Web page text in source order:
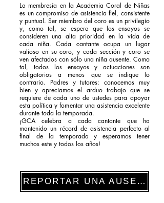
La membresía en la Academia Coral de Niñas
es un compromiso de asistencia fiel, consistente
y puntual. Ser miembro del coro es un privilegio
y, como tal, se espera que los ensayos se
consideren una alta prioridad en la vida de
cada niña. Cada cantante ocupa un lugar
valioso en su coro, y cada sección y coro se
ven afectados con sólo una niña ausente. Como
tal, todos los ensayos y actuaciones son
obligatorios a menos que se indique lo
contrario. Padres y tutores: conocemos muy
bien y apreciamos el arduo trabajo que se
requiere de cada uno de ustedes para apoyar
esta política y fomentar una asistencia excelente
durante toda la temporada.
¡GCA celebra a cada cantante que ha
mantenido un récord de asistencia perfecto al
final de la temporada y esperamos tener
muchos este y todos los años!
REPORTAR UNA AUSENCIA